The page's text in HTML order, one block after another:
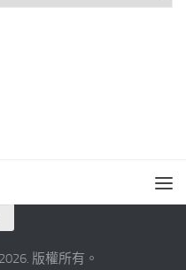
版權所有。